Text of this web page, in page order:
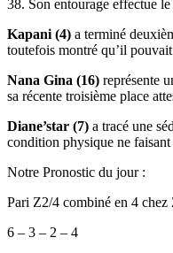
38. Son entourage effectue
Kapani (4) a terminé
toutefois montré qu’il
Nana Gina (16) représente
sa récente troisième place
Diane’star (7) a tracé une
condition physique ne
Notre Pronostic du jour :
Pari Z2/4 combiné en 4 chez
6 – 3 – 2 – 4